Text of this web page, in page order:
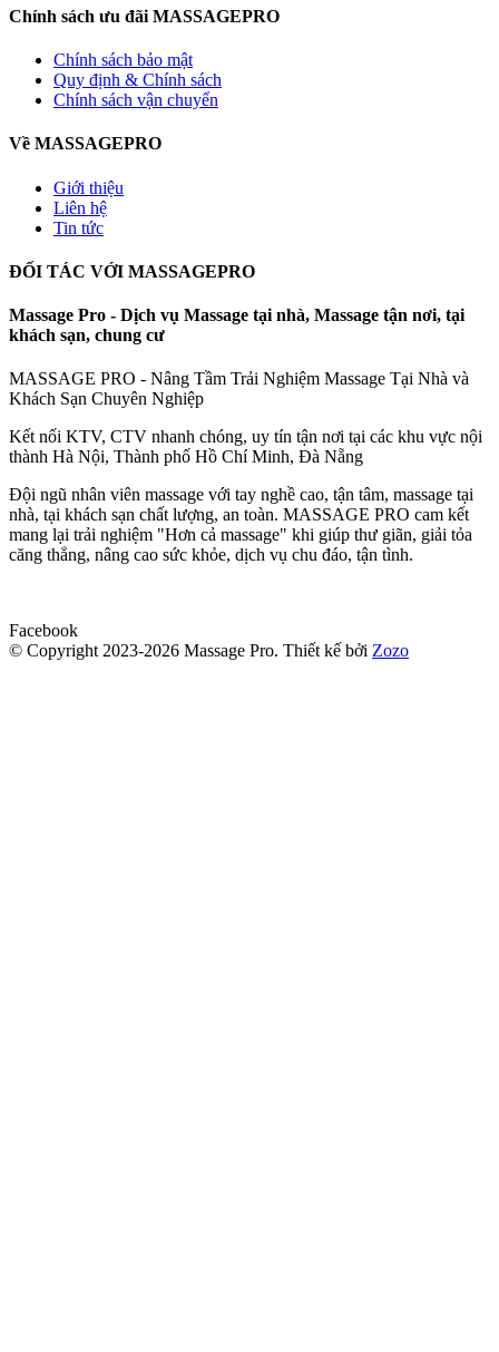
Chính sách ưu đãi MASSAGEPRO
Chính sách bảo mật
Quy định & Chính sách
Chính sách vận chuyển
Về MASSAGEPRO
Giới thiệu
Liên hệ
Tin tức
ĐỐI TÁC VỚI MASSAGEPRO
Massage Pro - Dịch vụ Massage tại nhà, Massage tận nơi, tại
khách sạn, chung cư
MASSAGE PRO - Nâng Tầm Trải Nghiệm Massage Tại Nhà và
Khách Sạn Chuyên Nghiệp
Kết nối KTV, CTV nhanh chóng, uy tín tận nơi tại các khu vực nội
thành Hà Nội, Thành phố Hồ Chí Minh, Đà Nẵng
Đội ngũ nhân viên massage với tay nghề cao, tận tâm, massage tại
nhà, tại khách sạn chất lượng, an toàn. MASSAGE PRO cam kết
mang lại trải nghiệm "Hơn cả massage" khi giúp thư giãn, giải tỏa
căng thẳng, nâng cao sức khỏe, dịch vụ chu đáo, tận tình.
Facebook
© Copyright 2023-2026 Massage Pro. Thiết kế bởi Zozo